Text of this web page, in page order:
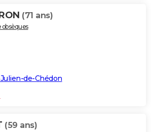
(71 ans)
de-Chédon
(59 ans)